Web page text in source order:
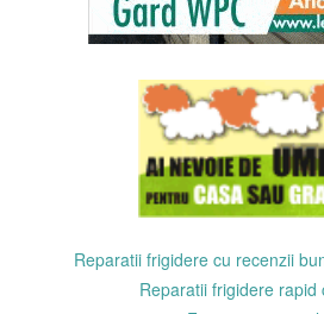
Reparatii frigidere cu recenzii
Reparatii frigidere rapid